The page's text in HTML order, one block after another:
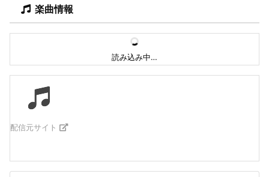
楽曲情報
読み込み中…
配信元サイト